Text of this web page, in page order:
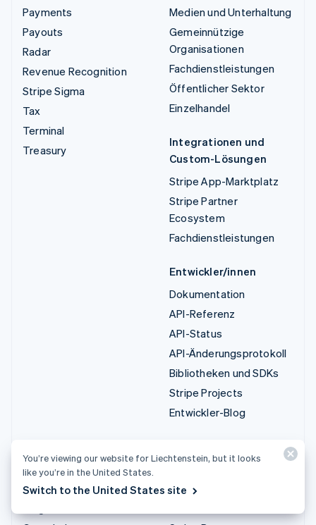
Payments
Payouts
Radar
Revenue Recognition
Stripe Sigma
Tax
Terminal
Treasury
Medien und Unterhaltung
Gemeinnützige
Organisationen
Fachdienstleistungen
Öffentlicher Sektor
Einzelhandel
Integrationen und
Custom-Lösungen
Stripe App-Marktplatz
Stripe Partner
Ecosystem
Fachdienstleistungen
Entwickler/innen
Dokumentation
API-Referenz
API-Status
API-Änderungsprotokoll
Bibliotheken und SDKs
Stripe Projects
Entwickler-Blog
Leitfäden
Kundenstories
Karriere
You’re viewing our website for Liechtenstein, but it looks
like you’re in the United States.
Switch to the United States site